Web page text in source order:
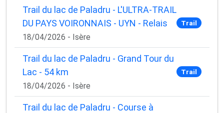
Trail du lac de Paladru - L'ULTRA-TRAIL
DU PAYS VOIRONNAIS - UYN - Relais
18/04/2026 - Isère
Trail
Trail du lac de Paladru - Grand Tour du
Lac - 54 km
18/04/2026 - Isère
Trail
Trail du lac de Paladru - Course à